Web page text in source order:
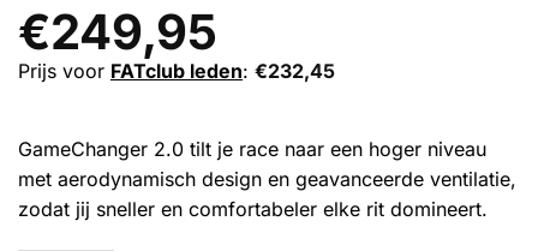
€249,95
Prijs voor FATclub leden: €232,45
GameChanger 2.0 tilt je race naar een hoger niveau
met aerodynamisch design en geavanceerde ventilatie,
zodat jij sneller en comfortabeler elke rit domineert.